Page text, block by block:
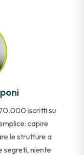
iscritti su
capire
le strutture a
segreti, niente